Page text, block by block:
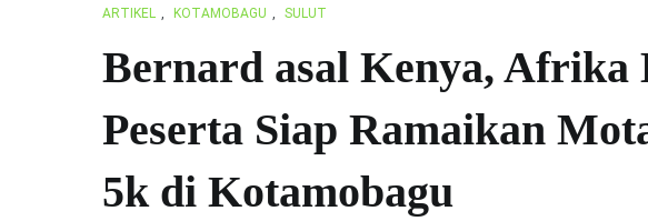
ARTIKEL , KOTAMOBAGU , SULUT
Bernard asal Kenya, Afrika
Peserta Siap Ramaikan
5k di Kotamobagu